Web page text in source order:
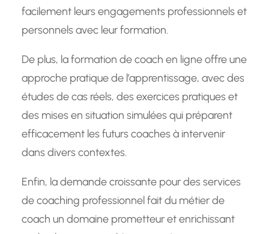
facilement leurs engagements professionnels et
personnels avec leur formation.
De plus, la formation de coach en ligne offre une
approche pratique de l’apprentissage, avec des
études de cas réels, des exercices pratiques et
des mises en situation simulées qui préparent
efficacement les futurs coaches à intervenir
dans divers contextes.
Enfin, la demande croissante pour des services
de coaching professionnel fait du métier de
coach un domaine prometteur et enrichissant